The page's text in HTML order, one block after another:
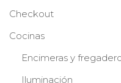
Checkout
Cocinas
Encimeras y
Iluminación